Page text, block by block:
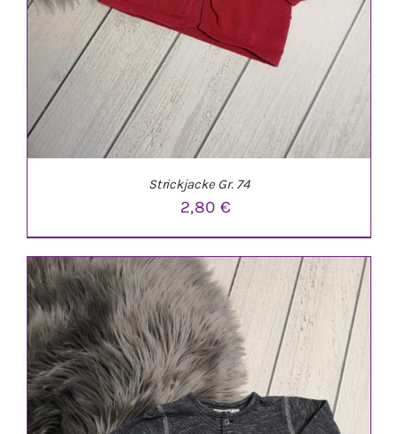
IN DEN WARENKORB / DETAILS
Strickjacke Gr. 74
2,80 €